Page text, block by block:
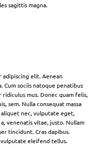
sagittis magna.
elit. Aenean
Cum sociis natoque penatibus
mus. Donec quam felis,
sem. Nulla consequat massa
nec, vulputate eget,
venenatis vitae, justo. Nullam
tincidunt. Cras dapibus.
vulputate eleifend tellus.